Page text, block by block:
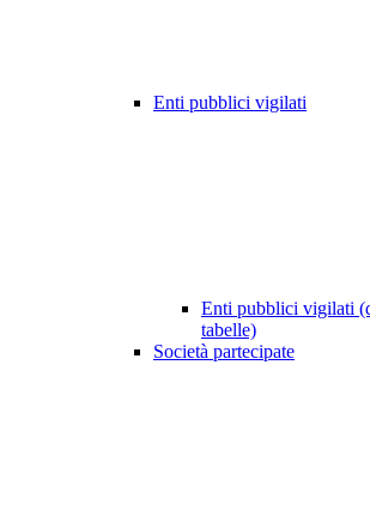
Enti pubblici vigilati
Enti pubblici vigilati
tabelle)
Società partecipate